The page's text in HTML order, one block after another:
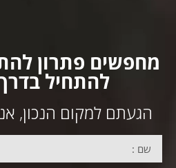
פתרון
להתחיל בדרך
הגעתם למקום הנכון,